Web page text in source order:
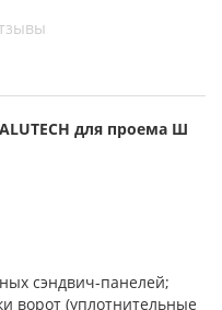
для проема Ш
сэндвич-панелей;
ворот (уплотнительные